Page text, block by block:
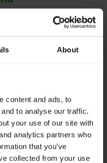
About
content and ads, to
to analyse our traffic.
your use of our site with
analytics partners who
that you’ve
collected from your use
finden Bauwillige nicht
im Rahmen des
ist der Betrieb von
wir Häuser heizen
und dass wir
Situation ist, dass wir